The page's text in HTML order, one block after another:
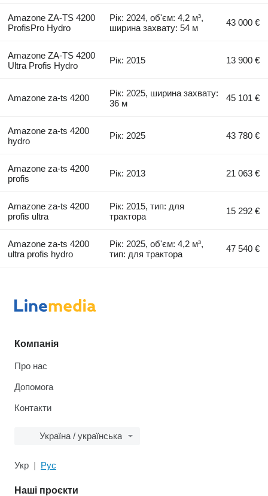
Amazone ZA-TS 4200
ProfisPro Hydro
Рік: 2024, об'єм: 4,2 м³,
ширина захвату: 54 м
43 000 €
Amazone ZA-TS 4200
Ultra Profis Hydro
Рік: 2015 13 900 €
Amazone za-ts 4200
Рік: 2025, ширина захвату:
36 м
45 101 €
Amazone za-ts 4200
hydro
Рік: 2025 43 780 €
Amazone za-ts 4200
profis
Рік: 2013 21 063 €
Amazone za-ts 4200
profis ultra
Рік: 2015, тип: для
трактора
15 292 €
Amazone za-ts 4200
ultra profis hydro
Рік: 2025, об'єм: 4,2 м³,
тип: для трактора
47 540 €
Компанія
Про нас
Допомога
Контакти
Україна / українська
Укр Рус
Наші проєкти